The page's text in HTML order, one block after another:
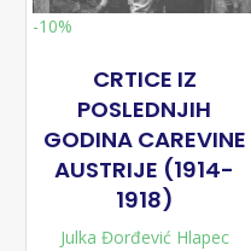
-10%
CRTICE IZ
POSLEDNJIH
GODINA CAREVINE
AUSTRIJE (1914-
1918)
Julka Đorđević Hlapec